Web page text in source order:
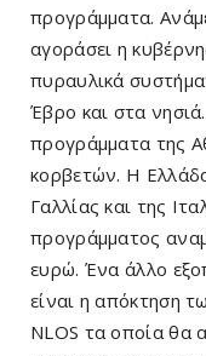
προγράμματα.
αγοράσει η
πυραυλικά
Έβρο και στα
προγράμματα της
κορβετών. Η
Γαλλίας και της
προγράμματος
ευρώ. Ένα άλλο
είναι η απόκτηση
ΝLOS τα οποία θα